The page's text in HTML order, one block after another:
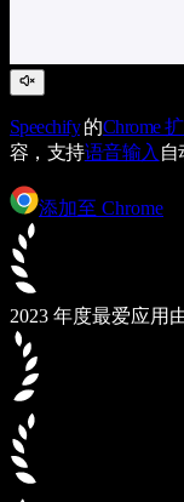
Speechify的Chrome
容，支持语音输入
添加至 Chrome
2023 年度最爱应用